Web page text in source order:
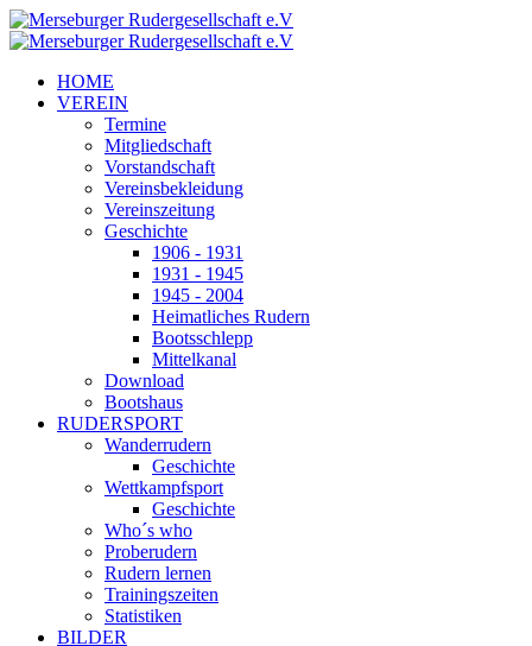
HOME
VEREIN
Termine
Mitgliedschaft
Vorstandschaft
Vereinsbekleidung
Vereinszeitung
Geschichte
1906 - 1931
1931 - 1945
1945 - 2004
Heimatliches Rudern
Bootsschlepp
Mittelkanal
Download
Bootshaus
RUDERSPORT
Wanderrudern
Geschichte
Wettkampfsport
Geschichte
Who´s who
Proberudern
Rudern lernen
Trainingszeiten
Statistiken
BILDER